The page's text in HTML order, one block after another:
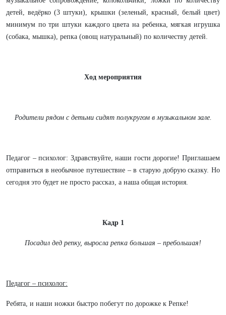
детей, ведёрко (3 штуки), крышки (зеленый, красный, белый цвет)
минимум по три штуки каждого цвета на ребенка, мягкая игрушка
(собака, мышка), репка (овощ натуральный) по количеству детей.
Ход мероприятия
Родители рядом с детьми сидят полукругом в музыкальном зале.
Педагог – психолог: Здравствуйте, наши гости дорогие! Приглашаем
отправиться в необычное путешествие – в старую добрую сказку. Но
сегодня это будет не просто рассказ, а наша общая история.
Кадр 1
Посадил дед репку, выросла репка большая – пребольшая!
Педагог – психолог:
Ребята, и наши ножки быстро побегут по дорожке к Репке!